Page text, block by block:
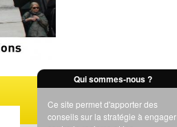
Qui sommes-nous ?
Ce site permet d'apporter des
conseils sur la stratégie à engager